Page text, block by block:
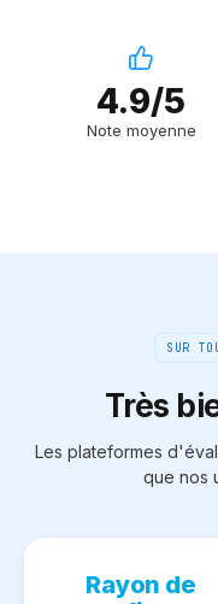
4.9/5
Note moyenne
SUR
Très
Les plateformes
que nos
Rayon de